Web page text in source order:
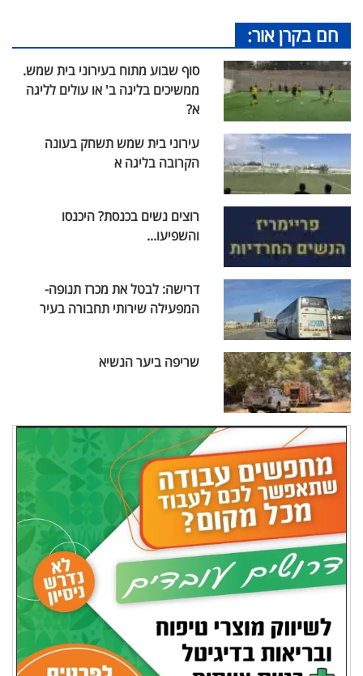
חם בקרן אור:
סוף שבוע מתוח בעירוני בית שמש.
ממשיכים בליגה ב' או עולים לליגה
א?
עירוני בית שמש תשחק בעונה
הקרובה בליגה א
רוצים נשים בכנסת? היכנסו
והשפיעו...
דרישה: לבטל את מכרז תנופה-
המפעילה שירותי תחבורה בעיר
שריפה ביער הנשיא